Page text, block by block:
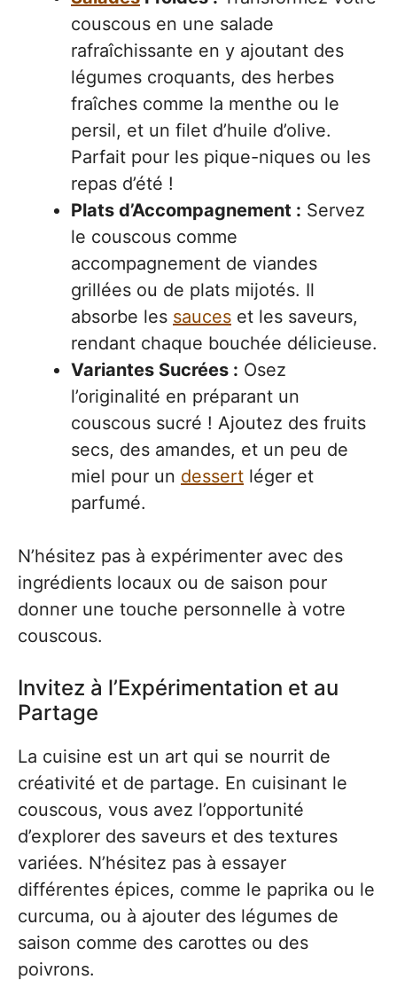
couscous en une salade
rafraîchissante en y ajoutant des
légumes croquants, des herbes
fraîches comme la menthe ou le
persil, et un filet d’huile d’olive.
Parfait pour les pique-niques ou les
repas d’été !
Plats d’Accompagnement : Servez
le couscous comme
accompagnement de viandes
grillées ou de plats mijotés. Il
absorbe les sauces et les saveurs,
rendant chaque bouchée délicieuse.
Variantes Sucrées : Osez
l’originalité en préparant un
couscous sucré ! Ajoutez des fruits
secs, des amandes, et un peu de
miel pour un dessert léger et
parfumé.
N’hésitez pas à expérimenter avec des
ingrédients locaux ou de saison pour
donner une touche personnelle à votre
couscous.
Invitez à l’Expérimentation et au
Partage
La cuisine est un art qui se nourrit de
créativité et de partage. En cuisinant le
couscous, vous avez l’opportunité
d’explorer des saveurs et des textures
variées. N’hésitez pas à essayer
différentes épices, comme le paprika ou le
curcuma, ou à ajouter des légumes de
saison comme des carottes ou des
poivrons.